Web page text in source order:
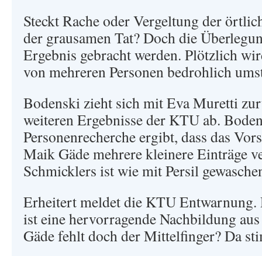
Steckt Rache oder Vergeltung der
der grausamen Tat? Doch die
Ergebnis gebracht werden. Plötzlich
von mehreren Personen bedrohlich
Bodenski zieht sich mit Eva Muretti
weiteren Ergebnisse der KTU ab.
Personenrecherche ergibt, dass das
Maik Gäde mehrere kleinere Einträge
Schmicklers ist wie mit Persil
Erheitert meldet die KTU Entwarnung.
ist eine hervorragende Nachbildung
Gäde fehlt doch der Mittelfinger? Da